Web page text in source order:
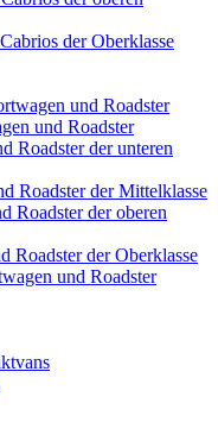
der Oberklasse
und Roadster
und Roadster
Roadster der unteren
Roadster der Mittelklasse
Roadster der oberen
Roadster der Oberklasse
und Roadster